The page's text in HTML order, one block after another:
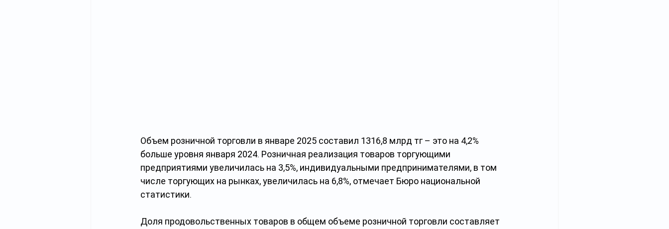
Объем розничной торговли в январе 2025 составил 1316,8 млрд тг – это на 4,2%
больше уровня января 2024. Розничная реализация товаров торгующими
предприятиями увеличилась на 3,5%, индивидуальными предпринимателями, в том
числе торгующих на рынках, увеличилась на 6,8%, отмечает Бюро национальной
статистики.
Доля продовольственных товаров в общем объеме розничной торговли составляет